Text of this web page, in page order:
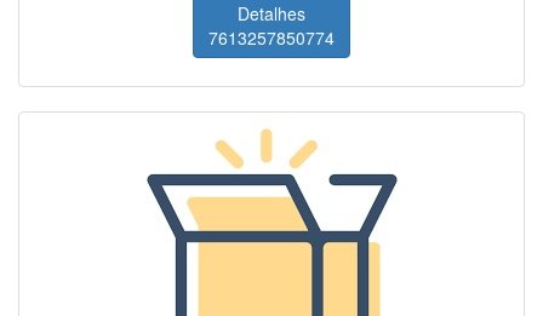
Detalhes
7613257850774